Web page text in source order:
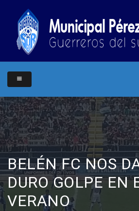
BELÉN FC NOS
DURO GOLPE EN
VERANO